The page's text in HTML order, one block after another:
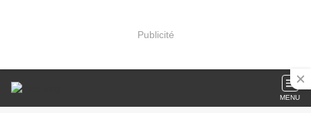
Publicité
MENU